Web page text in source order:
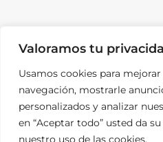
Valoramos tu
Usamos cookies para
navegación, mostrarle
personalizados y analizar
en “Aceptar todo” usted da
nuestro uso de las cookies.
SPARKLOAD © 2026 TODOS